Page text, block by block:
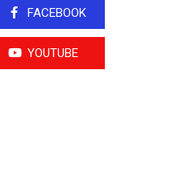
FACEBOOK
YOUTUBE